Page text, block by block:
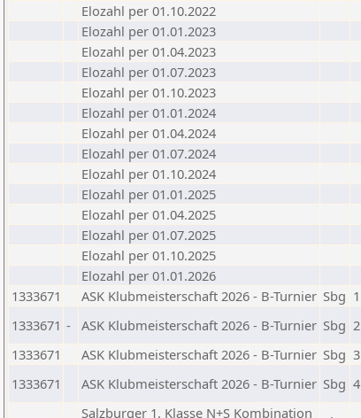
Elozahl per 01.10.2022
Elozahl per 01.01.2023
Elozahl per 01.04.2023
Elozahl per 01.07.2023
Elozahl per 01.10.2023
Elozahl per 01.01.2024
Elozahl per 01.04.2024
Elozahl per 01.07.2024
Elozahl per 01.10.2024
Elozahl per 01.01.2025
Elozahl per 01.04.2025
Elozahl per 01.07.2025
Elozahl per 01.10.2025
Elozahl per 01.01.2026
1333671
ASK Klubmeisterschaft 2026 - B-Turnier Sbg 1
1333671 - ASK Klubmeisterschaft 2026 - B-Turnier Sbg 2
1333671
ASK Klubmeisterschaft 2026 - B-Turnier Sbg 3
1333671
ASK Klubmeisterschaft 2026 - B-Turnier Sbg 4
Salzburger 1. Klasse N+S Kombination